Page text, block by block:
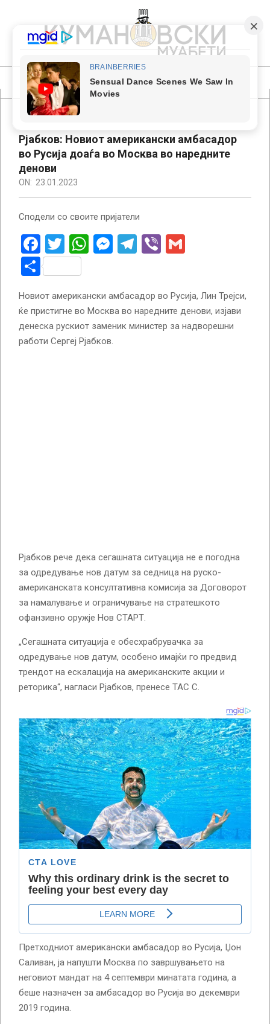
content
КУМАНОВСКИ
МУАБЕТИ
Primary
Navigation
Рјабков: Новиот американски амбасадор
во Русија доаѓа во Москва во наредните
денови
ON: 23.01.2023
Сподели со своите пријатели
Facebook
Twitter
WhatsApp
Messenger
Telegram
Viber
Share
Новиот американски амбасадор во Русија, Лин Трејси,
ќе пристигне во Москва во наредните денови, изјави
денеска рускиот заменик министер за надворешни
работи Сергеј Рјабков.
Рјабков рече дека сегашната ситуација не е погодна
за одредување нов датум за седница на руско-
американската консултативна комисија за Договорот
за намалување и ограничување на стратешкото
офанзивно оружје Нов СТАРТ.
„Сегашната ситуација е обесхрабрувачка за
одредување нов датум, особено имајќи го предвид
трендот на ескалација на американските акции и
реторика“, нагласи Рјабков, пренесе ТАС С.
Претходниот американски амбасадор во Русија, Џон
Саливан, ја напушти Москва по завршувањето на
неговиот мандат на 4 септември минатата година, а
беше назначен за амбасадор во Русија во декември
2019 година.